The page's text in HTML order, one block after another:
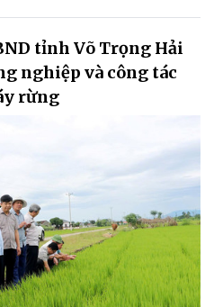
tỉnh Võ Trọng Hải
nghiệp và công tác
rừng